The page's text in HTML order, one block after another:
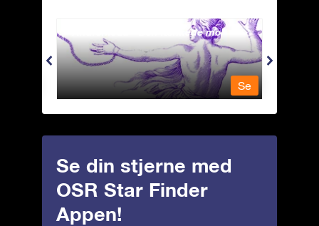
Andromeda - Den lænkede mø
Se
Se din stjerne med
OSR Star Finder
Appen!